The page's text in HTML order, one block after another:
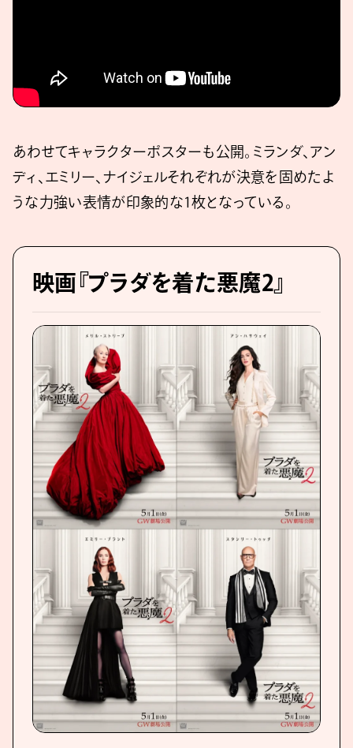
あわせてキャラクターポスターも公開。ミランダ、アン
ディ、エミリー、ナイジェルそれぞれが決意を固めたよ
うな力強い表情が印象的な1枚となっている。
映画『プラダを着た悪魔2』